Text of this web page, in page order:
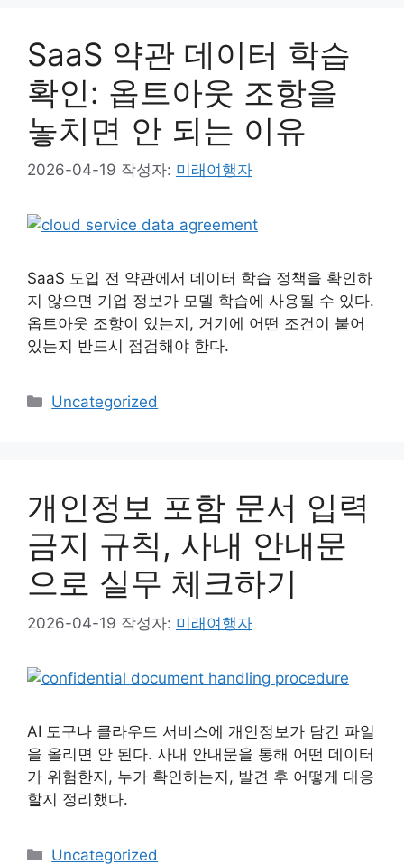
SaaS 약관 데이터 학습
확인: 옵트아웃 조항을
놓치면 안 되는 이유
2026-04-19 작성자: 미래여행자
SaaS 도입 전 약관에서 데이터 학습 정책을 확인하
지 않으면 기업 정보가 모델 학습에 사용될 수 있다.
옵트아웃 조항이 있는지, 거기에 어떤 조건이 붙어
있는지 반드시 점검해야 한다.
카
Uncategorized
개인정보 포함 문서 입력
금지 규칙, 사내 안내문
으로 실무 체크하기
2026-04-19 작성자: 미래여행자
AI 도구나 클라우드 서비스에 개인정보가 담긴 파일
을 올리면 안 된다. 사내 안내문을 통해 어떤 데이터
가 위험한지, 누가 확인하는지, 발견 후 어떻게 대응
할지 정리했다.
카
Uncategorized